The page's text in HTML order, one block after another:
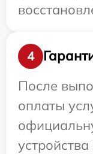
4
После
оплаты